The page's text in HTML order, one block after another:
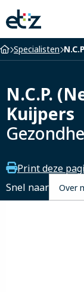
Elisabeth-
Home
Specialisten
N.C.P.
Kuijpers
Print deze
Snel naar